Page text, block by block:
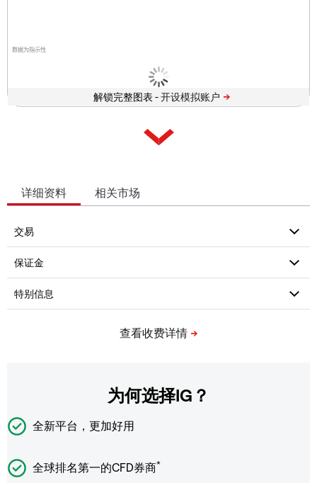
数据为指示性
解锁完整图表 -
详细资料 相关市场
为何选择IG？
全新平台，更加好用
全球排名第一的CFD券商*